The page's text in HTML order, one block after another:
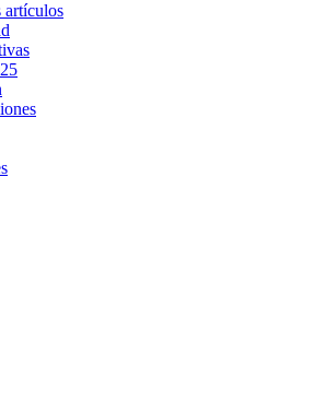
artículos